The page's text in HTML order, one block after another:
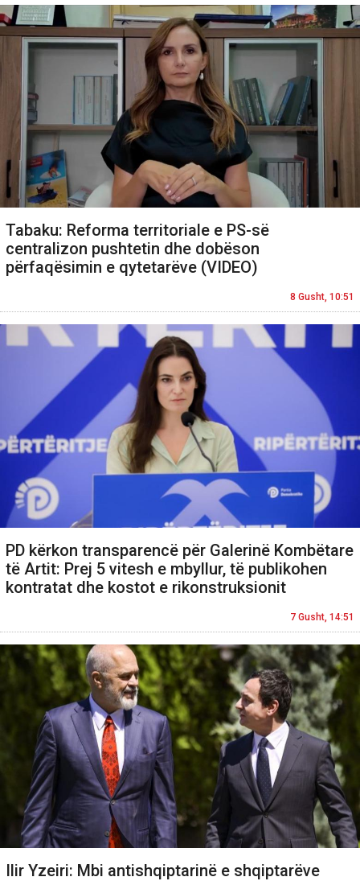
Tabaku: Reforma territoriale e PS-së
centralizon pushtetin dhe dobëson
përfaqësimin e qytetarëve (VIDEO)
8 Gusht, 10:51
PD kërkon transparencë për Galerinë Kombëtare
të Artit: Prej 5 vitesh e mbyllur, të publikohen
kontratat dhe kostot e rikonstruksionit
7 Gusht, 14:51
Ilir Yzeiri: Mbi antishqiptarinë e shqiptarëve